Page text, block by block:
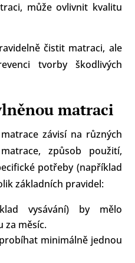
může ovlivnit kvalitu
čistit matraci, ale
tvorby škodlivých
matraci
závisí na různých
způsob použití,
potřeby (například
základních pravidel:
vysávání) by mělo
za měsíc.
minimálně jednou